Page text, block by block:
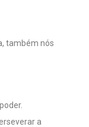
também nós
a